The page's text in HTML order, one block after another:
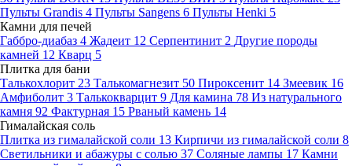
Пульты Grandis 4 Пульты Sangens 6 Пульты Henki 5
Камни для печей
Габбро-диабаз 4 Жадеит 12 Серпентинит 2 Другие породы
камней 12 Кварц 5
Плитка для бани
Талькохлорит 23 Талькомагнезит 50 Пироксенит 14 Змеевик 16
Амфиболит 3 Талькокварцит 9 Для камина 78 Из натурального
камня 92 Фактурная 15 Рваный камень 14
Гималайская соль
Плитка из гималайской соли 13 Кирпичи из гималайской соли 8
Светильники и абажуры с солью 37 Соляные лампы 17 Камни